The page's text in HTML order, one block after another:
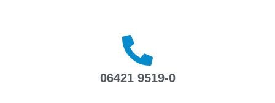
06421 9519-0